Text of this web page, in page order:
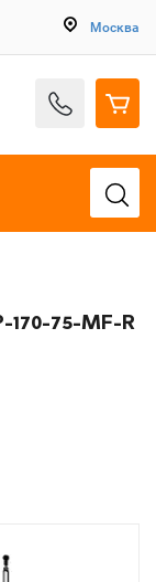
Москва
170-75-MF-R